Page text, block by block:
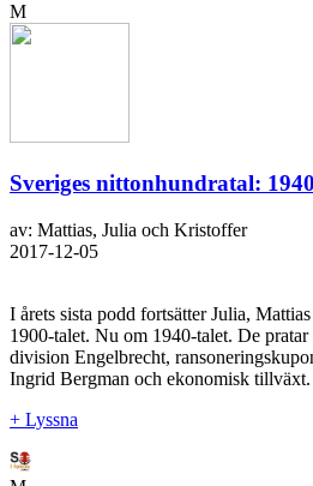
M
Sveriges nittonhundratal:
av: Mattias, Julia och Kristoffer
2017-12-05
I årets sista podd fortsätter Julia,
1900-talet. Nu om 1940-talet. De
division Engelbrecht,
Ingrid Bergman och ekonomisk tillväxt.
+ Lyssna